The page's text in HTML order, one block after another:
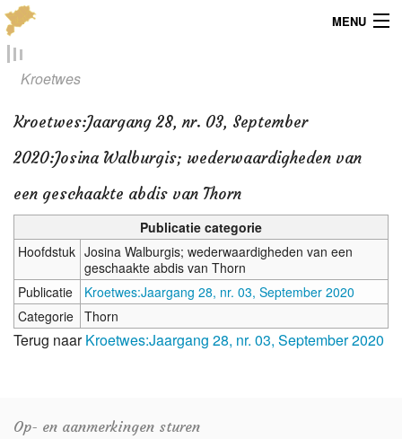
MENU
Menu
Verenigingsinfo
Kroetwes
Kroetwes:Jaargang 28, nr. 03, September
2020:Josina Walburgis; wederwaardigheden van
een geschaakte abdis van Thorn
Publicatie categorie
Hoofdstuk Josina Walburgis; wederwaardigheden van een
geschaakte abdis van Thorn
Publicatie
Kroetwes:Jaargang 28, nr. 03, September 2020
Categorie
Thorn
Terug naarKroetwes:Jaargang 28, nr. 03, September 2020
Op- en aanmerkingen sturen